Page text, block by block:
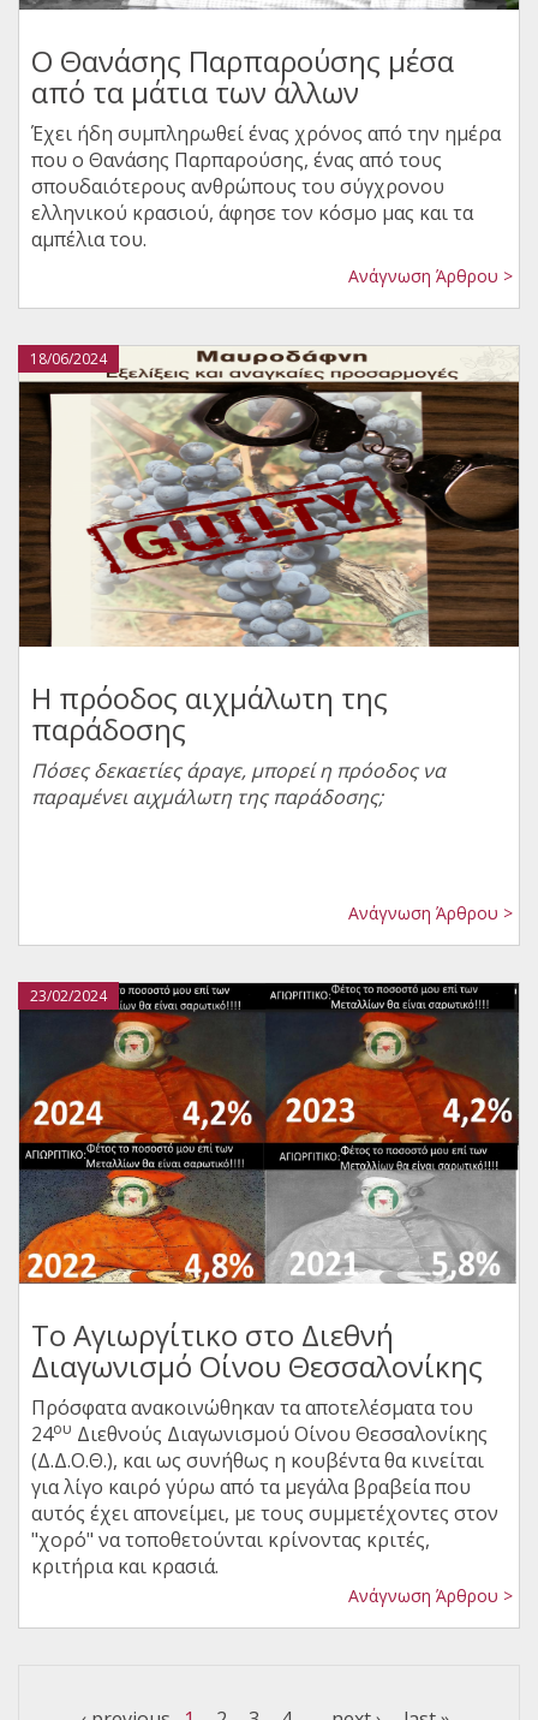
Ο Θανάσης Παρπαρούσης μέσα
από τα μάτια των άλλων
Έχει ήδη συμπληρωθεί ένας χρόνος από την ημέρα
που ο Θανάσης Παρπαρούσης, ένας από τους
σπουδαιότερους ανθρώπους του σύγχρονου
ελληνικού κρασιού, άφησε τον κόσμο μας και τα
αμπέλια του.
Ανάγνωση Άρθρου >
18/06/2024
Η πρόοδος αιχμάλωτη της
παράδοσης
Πόσες δεκαετίες άραγε, μπορεί η πρόοδος να
παραμένει αιχμάλωτη της παράδοσης;
Ανάγνωση Άρθρου >
23/02/2024
Το Αγιωργίτικο στο Διεθνή
Διαγωνισμό Οίνου Θεσσαλονίκης
Πρόσφατα ανακοινώθηκαν τα αποτελέσματα του
24ου Διεθνούς Διαγωνισμού Οίνου Θεσσαλονίκης
(Δ.Δ.Ο.Θ.), και ως συνήθως η κουβέντα θα κινείται
για λίγο καιρό γύρω από τα μεγάλα βραβεία που
αυτός έχει απονείμει, με τους συμμετέχοντες στον
"χορό" να τοποθετούνται κρίνοντας κριτές,
κριτήρια και κρασιά.
Ανάγνωση Άρθρου >